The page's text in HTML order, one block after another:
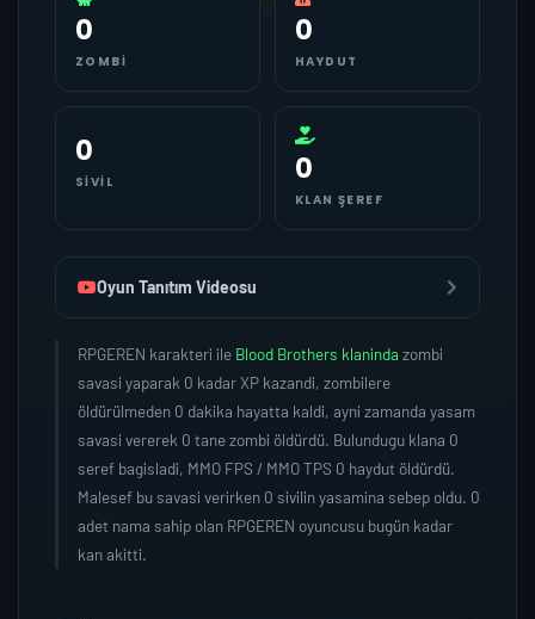
0
ZOMBI
0
HAYDUT
0
SIVIL 0
KLAN ŞEREF
Oyun Tanıtım Videosu
RPGEREN karakteri ile Blood Brothers klaninda zombi
savasi yaparak 0 kadar XP kazandi, zombilere
öldürülmeden 0 dakika hayatta kaldi, ayni zamanda yasam
savasi vererek 0 tane zombi öldürdü. Bulundugu klana 0
seref bagisladi, MMO FPS / MMO TPS 0 haydut öldürdü.
Malesef bu savasi verirken 0 sivilin yasamina sebep oldu. 0
adet nama sahip olan RPGEREN oyuncusu bugün kadar
kan akitti.